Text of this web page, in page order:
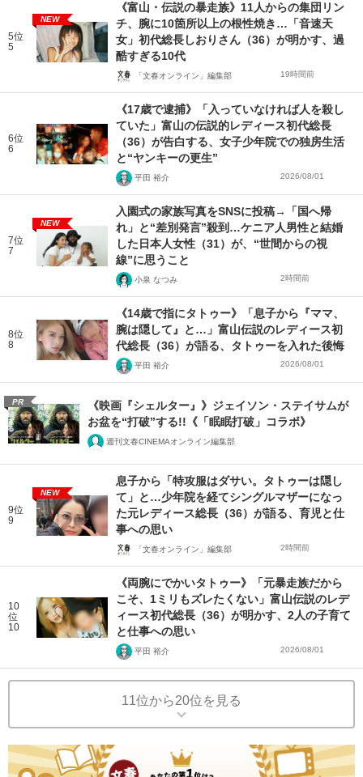
5位
5
NEW
《富山・伝説の暴走族》11人からの集団リン
チ、腕に10箇所以上の根性焼き…「音速天
女」初代総長しおりさん（36）が明かす、過
酷すぎる10代
「文春オンライン」編集部 19時間前
6位
6
《17歳で逮捕》「入っていなければ人を殺し
ていた」富山の伝説的レディース初代総長
（36）が告白する、女子少年院での独房生活
と“ヤンキーの更生”
平田 裕介 2026/08/01
7位
7
NEW
入園式の家族写真をSNSに投稿→「国へ帰
れ」と“差別発言”殺到…ケニア人男性と結婚
した日本人女性（31）が、“世間からの視
線”に思うこと
小泉 なつみ 2時間前
8位
8
《14歳で指にタトゥー》「息子から『ママ、
腕は隠して』と…」富山伝説のレディース初
代総長（36）が語る、タトゥーを入れた後悔
平田 裕介 2026/08/01
PR
《映画『シェルター』》ジェイソン・ステイサムが
お盆を“打破”する!!《「眠眠打破」コラボ》
週刊文春CINEMAオンライン編集部
9位
9
NEW
息子から「特攻服はダサい。タトゥーは隠し
て」と…少年院を経てシングルマザーになっ
た元レディース総長（36）が語る、育児と仕
事への思い
「文春オンライン」編集部 2時間前
10
位
10
《両腕にでかいタトゥー》「元暴走族だから
こそ、1ミリもズレたくない」富山伝説のレデ
ィース初代総長（36）が明かす、2人の子育て
と仕事への思い
平田 裕介 2026/08/01
11位から20位を見る